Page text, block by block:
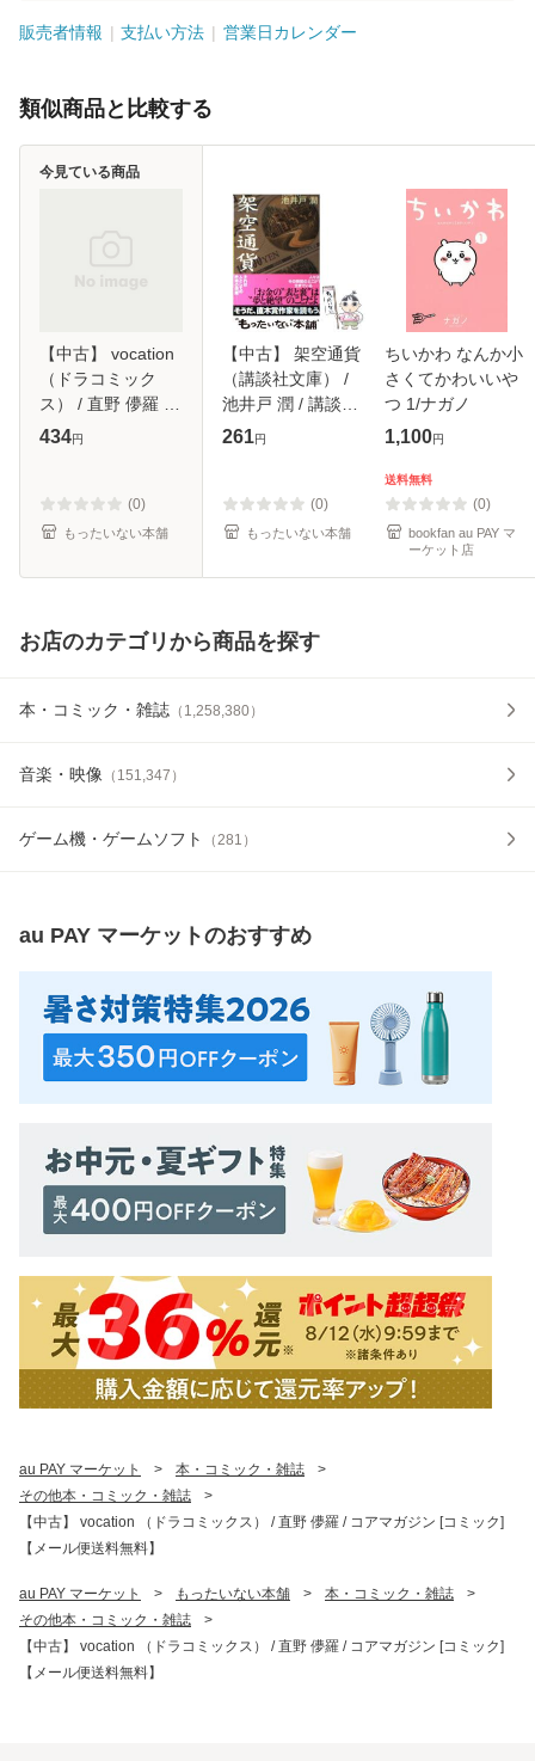
販売者情報 支払い方法 営業日カレンダー
類似商品と比較する
【中古】 vocation
（ドラコミック
ス） / 直野 儚羅 /
コアマガジン [コミ
434円
(0)
もったいない本舗
今見ている商品
【中古】 架空通貨
（講談社文庫） /
池井戸 潤 / 講談社
[文庫]【メール便送
261円
(0)
もったいない本舗
ちいかわ なんか小
さくてかわいいや
つ 1/ナガノ
1,100円
送料無料
(0)
bookfan au PAY マ
ーケット店
お店のカテゴリから商品を探す
本・コミック・雑誌 （ 1,258,380）
音楽・映像 （ 151,347 ）
ゲーム機・ゲームソフト （281 ）
au PAY マーケットのおすすめ
au PAY マーケット > 本・コミック・雑誌
>
その他本・コミック・雑誌
>
【中古】 vocation （ドラコミックス） / 直野 儚羅 / コアマガジン [コミック]
【メール便送料無料】
au PAY マーケット > もったいない本舗 > 本・コミック・雑誌
>
その他本・コミック・雑誌
>
【中古】 vocation （ドラコミックス） / 直野 儚羅 / コアマガジン [コミック]
【メール便送料無料】